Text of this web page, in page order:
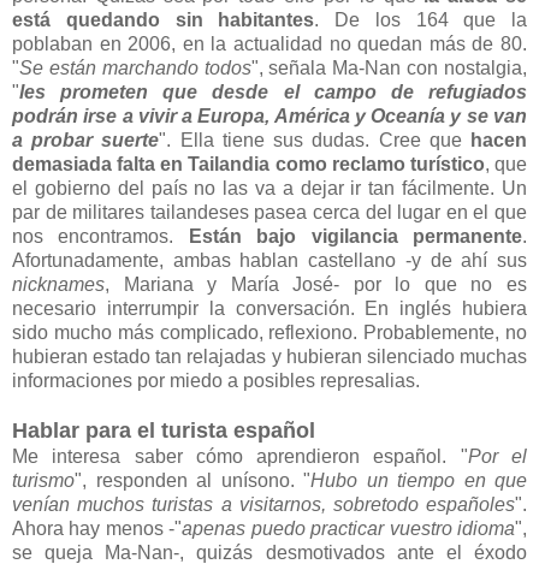
está quedando sin habitantes. De los 164 que la
poblaban en 2006, en la actualidad no quedan más de 80.
"Se están marchando todos", señala Ma-Nan con nostalgia,
"les prometen que desde el campo de refugiados
podrán irse a vivir a Europa, América y Oceanía y se van
a probar suerte". Ella tiene sus dudas. Cree que hacen
demasiada falta en Tailandia como reclamo turístico, que
el gobierno del país no las va a dejar ir tan fácilmente. Un
par de militares tailandeses pasea cerca del lugar en el que
nos encontramos.
Están bajo vigilancia permanente.
Afortunadamente, ambas hablan castellano -y de ahí sus
nicknames, Mariana y María José- por lo que no es
necesario interrumpir la conversación. En inglés hubiera
sido mucho más complicado, reflexiono. Probablemente, no
hubieran estado tan relajadas y hubieran silenciado muchas
informaciones por miedo a posibles represalias.
Hablar para el turista español
Me interesa saber cómo aprendieron español. "Por el
turismo", responden al unísono. "Hubo un tiempo en que
venían muchos turistas a visitarnos, sobretodo españoles".
Ahora hay menos -"apenas puedo practicar vuestro idioma",
se queja Ma-Nan-, quizás desmotivados ante el éxodo